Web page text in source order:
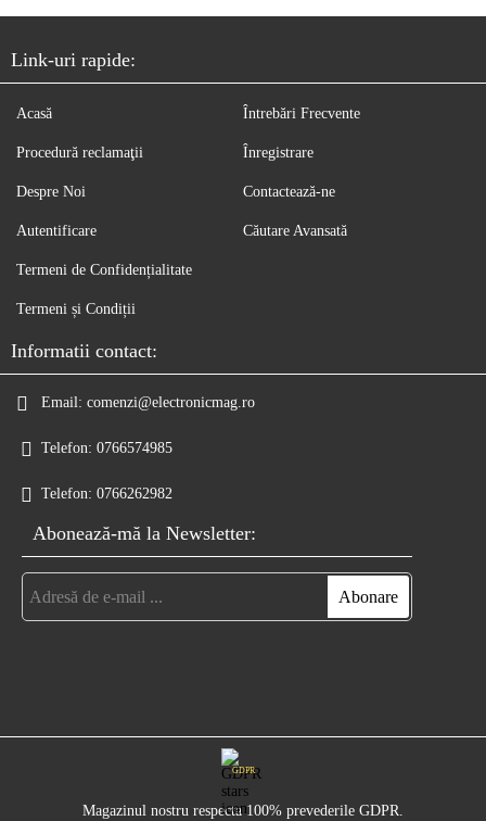
Link-uri rapide:
Acasă
Procedură reclamaţii
Despre Noi
Autentificare
Întrebări Frecvente
Înregistrare
Contactează-ne
Căutare Avansată
Termeni de Confidențialitate
Termeni și Condiții
Informatii contact:
Email: comenzi@electronicmag.ro
Telefon: 0766574985
Telefon: 0766262982
Abonează-mă la Newsletter:
GDPR
Magazinul nostru respecta 100% prevederile GDPR.